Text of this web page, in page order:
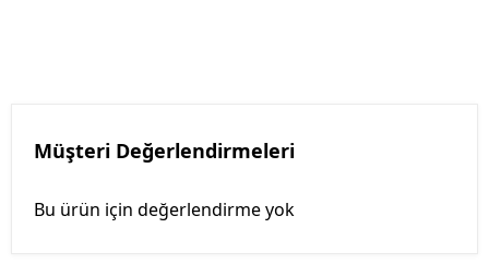
Müşteri Değerlendirmeleri
Bu ürün için değerlendirme yok